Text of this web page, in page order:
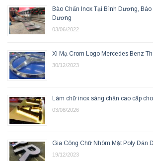
Bào Chấn Inox Tại Bình Dương,
Dương
03/06/2022
Xi Mạ Crom Logo Mercedes Benz
30/12/2023
Làm chữ inox sáng chân cao cấp
03/08/2026
Gia Công Chữ Nhôm Mặt Poly Dán
19/12/2023